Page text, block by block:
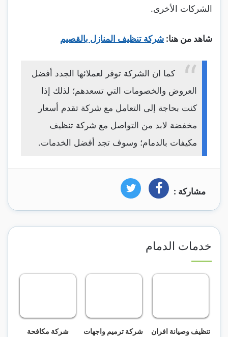
الشركات الأخرى.
شاهد من هنا: شركة تنظيف المنازل بالقصيم
كما ان الشركة توفر لعملائها الجدد أفضل
العروض والخصومات التي تسعدهم؛ لذلك إذا
كنت بحاجة إلى التعامل مع شركة تقدم أسعار
مخفضة لابد من التواصل مع شركة تنظيف
مكيفات بالدمام؛ وسوف تجد أفضل الخدمات.
مشاركة : فيسبوك تويتر
خدمات الدمام
تنظيف وصيانة افران
شركة ترميم واجهات
شركة مكافحة